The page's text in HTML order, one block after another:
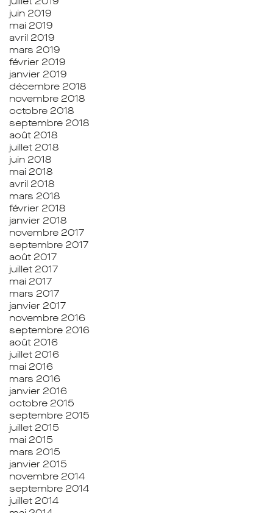
juin 2019
mai 2019
avril 2019
mars 2019
février 2019
janvier 2019
décembre 2018
novembre 2018
octobre 2018
septembre 2018
août 2018
juillet 2018
juin 2018
mai 2018
avril 2018
mars 2018
février 2018
janvier 2018
novembre 2017
septembre 2017
août 2017
juillet 2017
mai 2017
mars 2017
janvier 2017
novembre 2016
septembre 2016
août 2016
juillet 2016
mai 2016
mars 2016
janvier 2016
octobre 2015
septembre 2015
juillet 2015
mai 2015
mars 2015
janvier 2015
novembre 2014
septembre 2014
juillet 2014